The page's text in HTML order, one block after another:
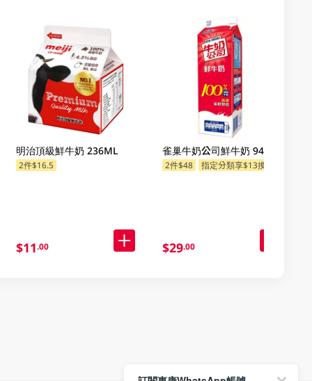
明治頂級鮮牛奶 236ML
2件$16.5
$11.00
雀巢牛奶公司鮮牛奶 946ML
2件$48 指定分類享$13換購
$29.00